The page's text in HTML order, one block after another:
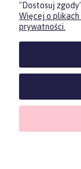
"Dostosuj
Więcej o
prywatności.
i otrzymaj5
Twój email